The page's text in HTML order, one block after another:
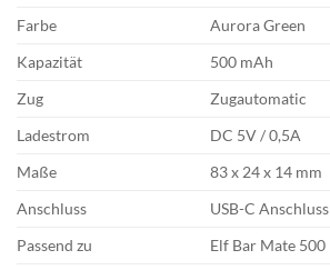
Farbe
Aurora Green
Kapazität
500 mAh
Zug
Zugautomatic
Ladestrom
DC 5V / 0,5A
Maße
83 x 24 x 14 mm
Anschluss
USB-C Anschluss
Passend zu
Elf Bar Mate 500